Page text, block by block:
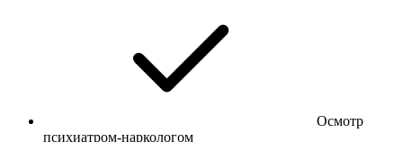
Осмотр
психиатром-наркологом